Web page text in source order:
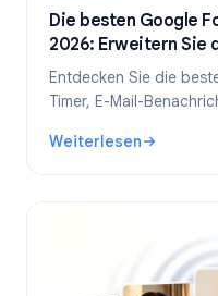
Die besten Google
2026: Erweitern Sie
Formulare
Entdecken Sie die
Timer, E-Mail-
kostenpflichtigen
Weiterlesen
: Die besten Google